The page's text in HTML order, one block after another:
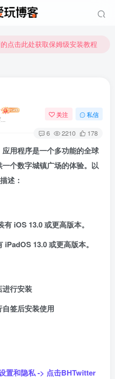
点击此处获取保姆级安装教程
点击此处获取保姆级安装教程
关注 私信
6 2210 178
用程序是一个多功能的全球
个数字城镇广场的体验。以
述：
iOS 13.0 或更高版本。
13.0 或更高版本。
进行安装
签后安装使用
置和隐私 -> 点击BHTwitter